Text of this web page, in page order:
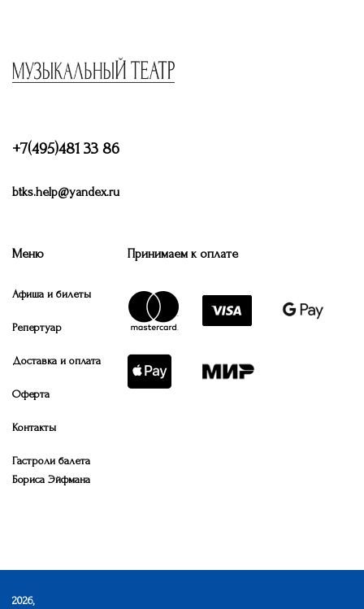
Принимаем к оплате
Меню
Афиша и билеты
Репертуар
Доставка и оплата
Оферта
Контакты
Гастроли балета
Бориса Эйфмана
+7(495)481 33 86
btks.help@yandex.ru
2026,